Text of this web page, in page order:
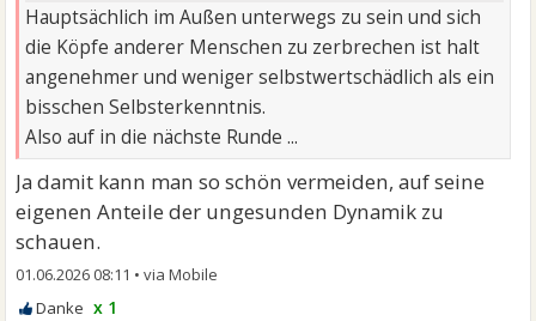
Hauptsächlich im Außen unterwegs zu sein und sich
die Köpfe anderer Menschen zu zerbrechen ist halt
angenehmer und weniger selbstwertschädlich als ein
bisschen Selbsterkenntnis.
Also auf in die nächste Runde ...
Ja damit kann man so schön vermeiden, auf seine
eigenen Anteile der ungesunden Dynamik zu
schauen.
01.06.2026 08:11 •
x 1